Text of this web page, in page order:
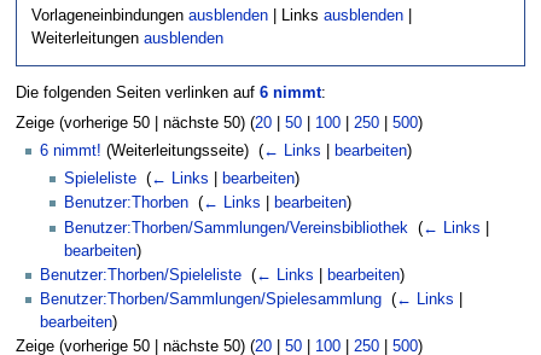
Vorlageneinbindungenausblenden | Linksausblenden
Weiterleitungenausblenden
Die folgenden Seiten verlinken auf 6 nimmt:
Zeige (vorherige 50 | nächste 50) (20| 50| 100| 250| 500)
6 nimmt! (Weiterleitungsseite) ‎ (← Links bearbeiten)
Spieleliste ‎(← Links bearbeiten)
Benutzer:Thorben ‎(← Links bearbeiten)
Benutzer:Thorben/Sammlungen/Vereinsbibliothek ‎(← Links
bearbeiten)
Benutzer:Thorben/Spieleliste (← Links bearbeiten)
Benutzer:Thorben/Sammlungen/Spielesammlung (← Links
bearbeiten)
Zeige (vorherige 50 | nächste 50) (20| 50| 100| 250| 500)